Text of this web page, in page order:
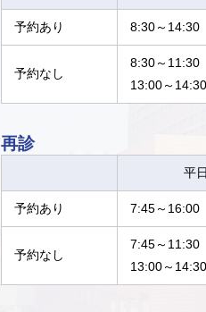
予約あり
8:30～14:30
予約なし
8:30～11:30
13:00～14:30
再診
平日
予約あり
7:45～16:00
予約なし
7:45～11:30
13:00～14:30